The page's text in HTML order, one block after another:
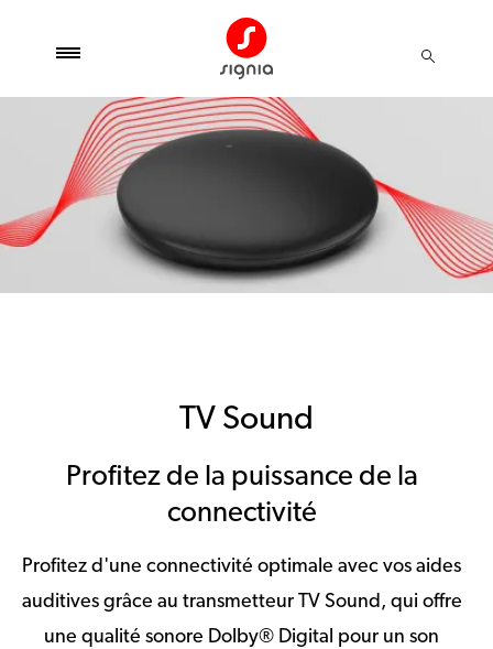
TV Sound
Profitez de la puissance de la
connectivité
Profitez d'une connectivité optimale avec vos aides
auditives grâce au transmetteur TV Sound, qui offre
une qualité sonore Dolby® Digital pour un son